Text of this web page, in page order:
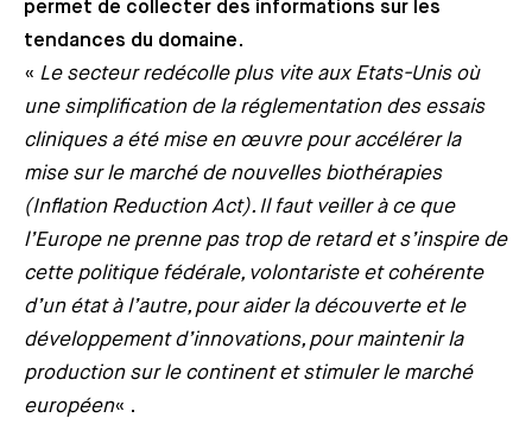
permet de collecter des informations sur les
tendances du domaine.
« Le secteur redécolle plus vite aux Etats-Unis où
une simplification de la réglementation des essais
cliniques a été mise en œuvre pour accélérer la
mise sur le marché de nouvelles biothérapies
(Inflation Reduction Act). Il faut veiller à ce que
l’Europe ne prenne pas trop de retard et s’inspire de
cette politique fédérale, volontariste et cohérente
d’un état à l’autre, pour aider la découverte et le
développement d’innovations, pour maintenir la
production sur le continent et stimuler le marché
européen« .